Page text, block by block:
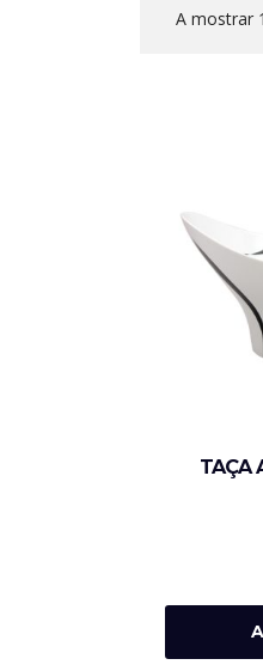
A mostrar
TAÇA